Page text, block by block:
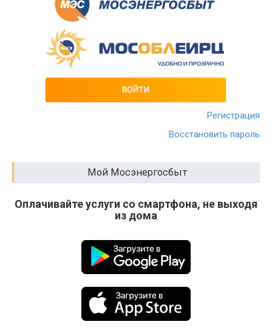
Регистрация
Восстановить пароль
Мой Мосэнергосбыт
Оплачивайте услуги со смартфона, не выходя
из дома